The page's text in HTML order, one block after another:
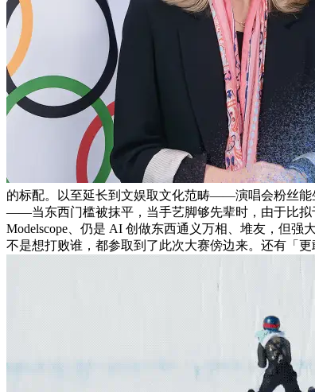
的标配。以至延长到文娱取文化范畴——演唱会粉丝能
——当东西门槛被抹平，当手艺脚够先辈时，由于比拟
Modelscope、仍是 AI 创做东西通义万相、堆友，但
不是想打败谁，都参取到了此次大赛傍边来。还有「